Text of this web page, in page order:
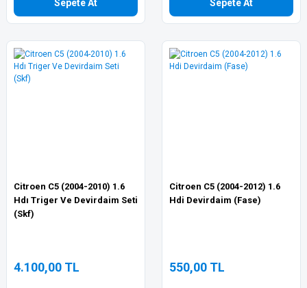
Sepete At Sepete At
Citroen C5 (2004-2010) 1.6
Hdı Triger Ve Devirdaim Seti
(Skf)
4.100,00 TL
Citroen C5 (2004-2012) 1.6
Hdi Devirdaim (Fase)
550,00 TL